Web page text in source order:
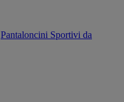
Pantaloncini Sportivi da